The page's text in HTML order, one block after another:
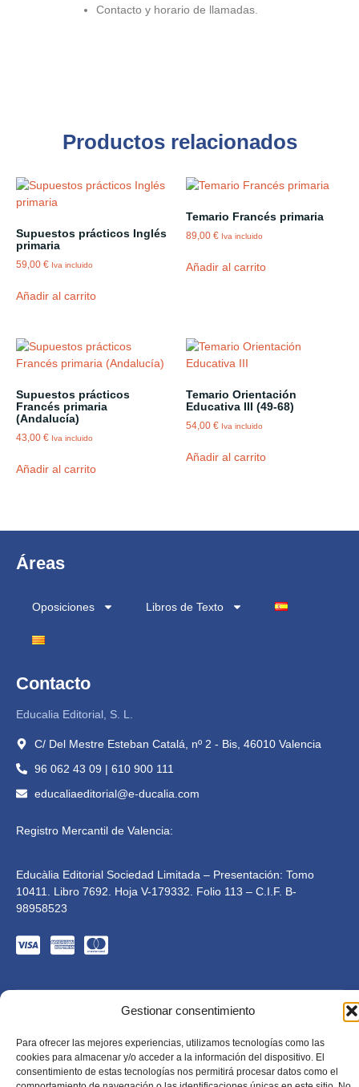
Gestionar consentimiento
Para ofrecer las mejores experiencias, utilizamos tecnologías como las
cookies para almacenar y/o acceder a la información del dispositivo. El
consentimiento de estas tecnologías nos permitirá procesar datos como el
Contacto y horario de llamadas.
Productos relacionados
Supuestos prácticos Inglés
primaria
59,00 € Iva incluido
Añadir al carrito
Temario Francés primaria
89,00€ Iva incluido
Añadir al carrito
Supuestos prácticos
Francés primaria
(Andalucía)
43,00 € Iva incluido
Añadir al carrito
Temario Orientación
Educativa III (49-68)
54,00€ Iva incluido
Añadir al carrito
Áreas
Oposiciones Libros de Texto
Contacto
Educalia Editorial, S. L.
C/ Del Mestre Esteban Catalá, nº 2 - Bis, 46010 Valencia
96 062 43 09 | 610 900 111
educaliaeditorial@e-ducalia.com
Registro Mercantil de Valencia:
Educàlia Editorial Sociedad Limitada – Presentación: Tomo
10411. Libro 7692. Hoja V-179332. Folio 113 – C.I.F. B-
98958523
Educàlia Editorial S.L. está adaptada en cumplimiento de